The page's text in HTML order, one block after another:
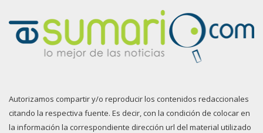
Autorizamos compartir y/o reproducir los contenidos redaccionales
citando la respectiva fuente. Es decir, con la condición de colocar en
la información la correspondiente dirección url del material utilizado